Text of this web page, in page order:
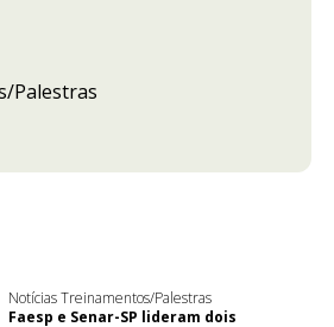
Palestras
Notícias Treinamentos/Palestras
Faesp e Senar-SP lideram dois